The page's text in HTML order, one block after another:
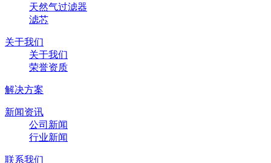
天然气过滤器
滤芯
关于我们
关于我们
荣誉资质
解决方案
新闻资讯
公司新闻
行业新闻
联系我们